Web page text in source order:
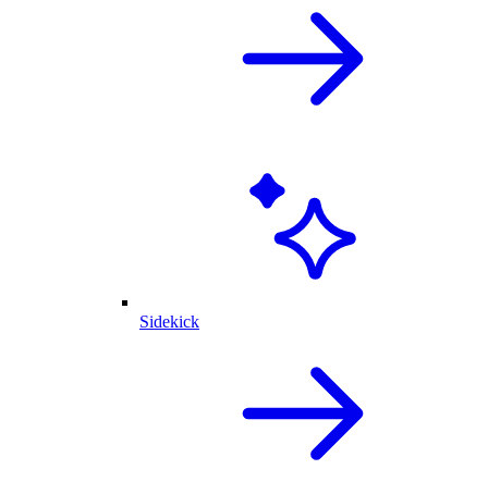
Sidekick